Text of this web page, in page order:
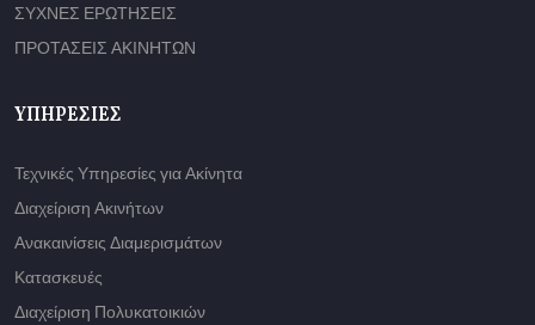
ΣΥΧΝΕΣ ΕΡΩΤΗΣΕΙΣ
ΠΡΟΤΑΣΕΙΣ ΑΚΙΝΗΤΩΝ
ΥΠΗΡΕΣΊΕΣ
Τεχνικές Υπηρεσίες για Ακίνητα
Διαχείριση Ακινήτων
Ανακαινίσεις Διαμερισμάτων
Κατασκευές
Διαχείριση Πολυκατοικιών